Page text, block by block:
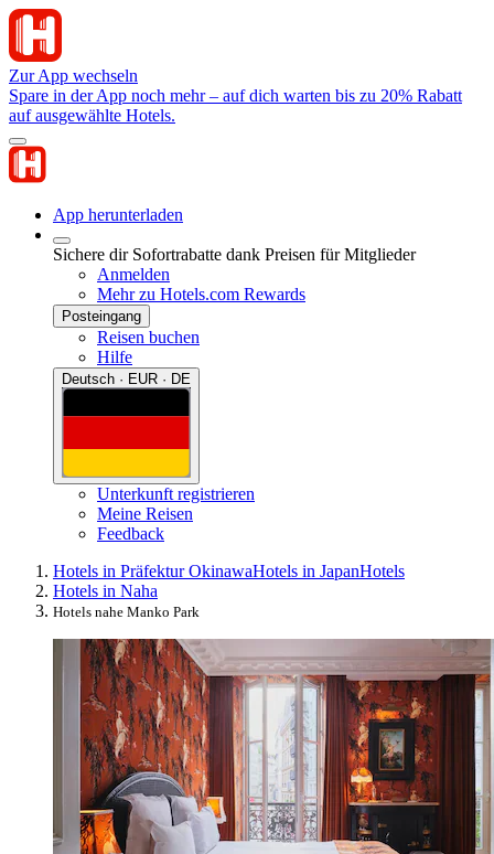
Zur App wechseln
Spare in der App noch mehr – auf dich warten bis zu 20% Rabatt
auf ausgewählte Hotels.
App herunterladen
Sichere dir Sofortrabatte dank Preisen für Mitglieder
Anmelden
Mehr zu Hotels.com Rewards
Posteingang
Reisen buchen
Hilfe
Deutsch · EUR · DE
Unterkunft registrieren
Meine Reisen
Feedback
Hotels in Präfektur OkinawaHotels in JapanHotels
Hotels in Naha
Hotels nahe Manko Park